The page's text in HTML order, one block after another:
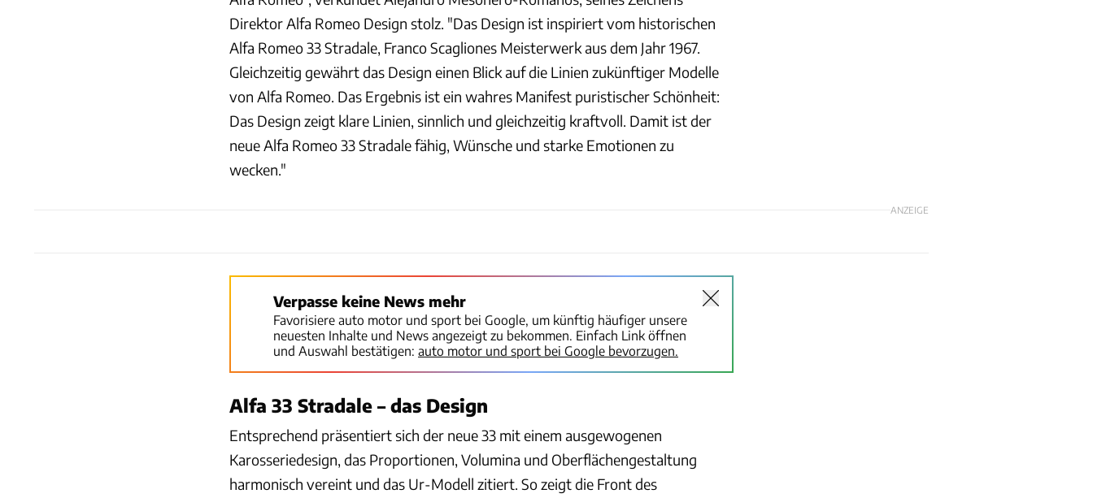
Direktor Alfa Romeo Design stolz. "Das Design ist inspiriert vom historischen
Alfa Romeo 33 Stradale, Franco Scagliones Meisterwerk aus dem Jahr 1967.
Gleichzeitig gewährt das Design einen Blick auf die Linien zukünftiger Modelle
von Alfa Romeo. Das Ergebnis ist ein wahres Manifest puristischer Schönheit:
Das Design zeigt klare Linien, sinnlich und gleichzeitig kraftvoll. Damit ist der
neue Alfa Romeo 33 Stradale fähig, Wünsche und starke Emotionen zu
wecken."
ANZEIGE
Verpasse keine News mehr
Favorisiere auto motor und sport bei Google, um künftig häufiger unsere
neuesten Inhalte und News angezeigt zu bekommen. Einfach Link öffnen
und Auswahl bestätigen: auto motor und sport bei Google bevorzugen.
Alfa 33 Stradale – das Design
Entsprechend präsentiert sich der neue 33 mit einem ausgewogenen
Karosseriedesign, das Proportionen, Volumina und Oberflächengestaltung
harmonisch vereint und das Ur-Modell zitiert. So zeigt die Front des